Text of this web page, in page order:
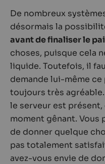
De nombreux
désormais la
avant de finaliser le
choses, puisque cela
liquide. Toutefois, il
demande lui-même ce
toujours très
le serveur est
moment gênant.
de donner quelque
pas totalement
avez-vous envie de